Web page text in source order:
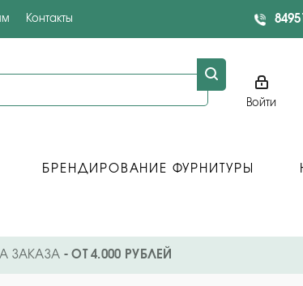
Контакты
Войти
БРЕНДИРОВАНИЕ ФУРНИТУРЫ
ЗАКАЗА - ОТ 4.000 РУБЛЕЙ